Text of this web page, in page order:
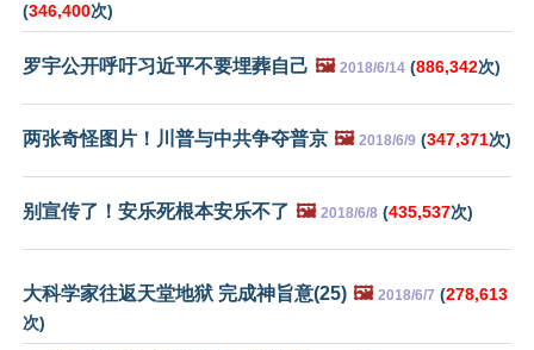
(346,400次)
罗宇公开呼吁习近平不要埋葬自己 🖼️ 2018/6/14 (886,342次)
两张奇怪图片！川普与中共争夺普京 🖼️ 2018/6/9 (347,371次)
别宣传了！安乐死根本安乐不了 🖼️ 2018/6/8 (435,537次)
大科学家往返天堂地狱 完成神旨意(25) 🖼️ 2018/6/7 (278,613
次)